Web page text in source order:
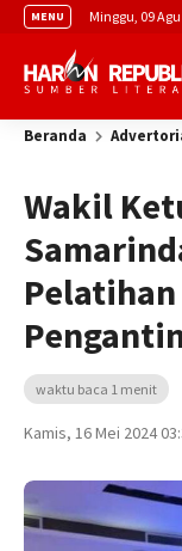
MENU Minggu, 09
Beranda
Wakil
Pelatihan
waktu baca 1 menit
Kamis, 16 Mei 2024